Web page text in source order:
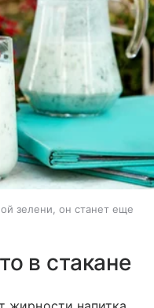
зелени, он станет еще
в стакане